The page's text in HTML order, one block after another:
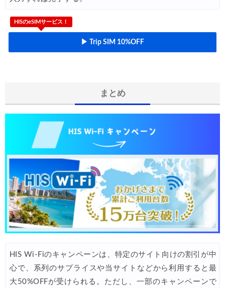
06/08 Expedia) ホテル(VISA所有者) 18%OFFクーポン
HIS) 韓国航空券(関西発) 2,000円OFFクーポン
06/05 HIS) 海外航空券タイムセール
楽天トラベル) 海外ツアー 最大30,000円OFFクーポン
HIS) アジアビーチキャンペーン(関西発)
楽天トラベル) 海外ツアー(スーパーセール) 最大50,000円OFFクー
06/03 Trip.com) 航空券＋ホテル 最大5,000円OFFクーポン
06/02 Trip.com) ホテル 最大2,000円OFFクーポン
06/01 Agoda) ホテル 最大8%OFFクーポン
06/01 エアトリ) 海外航空券(60日前) 1,000円OFFクーポン
Trip.com) 海外航空券1%OFFクーポン TRIP2
HISのeSIMサービス！
▶ Trip SIM 10%OFF
まとめ
HIS Wi-Fiのキャンペーンは、特定のサイト向けの割引が中
心で、系列のサプライスや当サイトなどから利用すると最
大50%OFFが受けられる。ただし、一部のキャンペーンで